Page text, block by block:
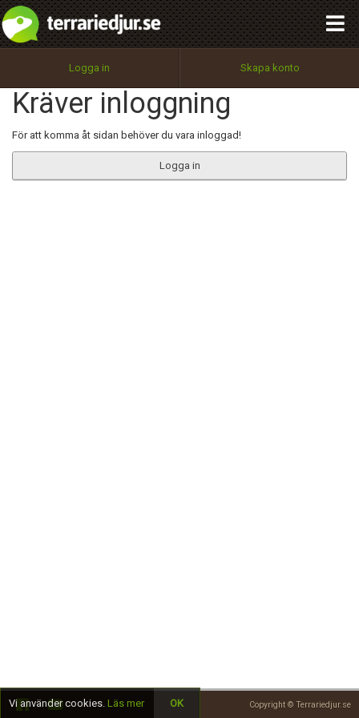
Logga in Skapa konto
Kräver inloggning
För att komma åt sidan behöver du vara inloggad!
Logga in
Copyright © Terrariedjur.se
Utför
100%
OK
integritetspolicy
Namn:
Epost:
Begär nytt lösenord
Tillbaka till förstasidan
Vi använder cookies. Läs mer OK